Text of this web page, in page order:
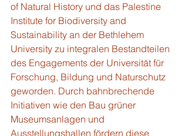
of Natural History und das Palestine
Institute for Biodiversity and
Sustainability an der Bethlehem
University zu integralen Bestandteilen
des Engagements der Universität für
Forschung, Bildung und Naturschutz
geworden. Durch bahnbrechende
Initiativen wie den Bau grüner
Museumsanlagen und
Ausstellungshallen fördern diese